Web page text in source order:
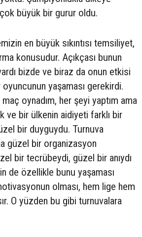
büyük bir gurur oldu.
en büyük sıkıntısı temsiliyet,
konusudur. Açıkçası bunun
bizde ve biraz da onun etkisi
yaşaması gerekirdi.
oynadım, her şeyi yaptım ama
ve bir ülkenin aidiyeti farklı bir
bir duyguydu. Turnuva
güzel bir organizasyon
bir tecrübeydi, güzel bir anıydı
de özellikle bunu yaşaması
olması, hem lige hem
O yüzden bu gibi turnuvalara